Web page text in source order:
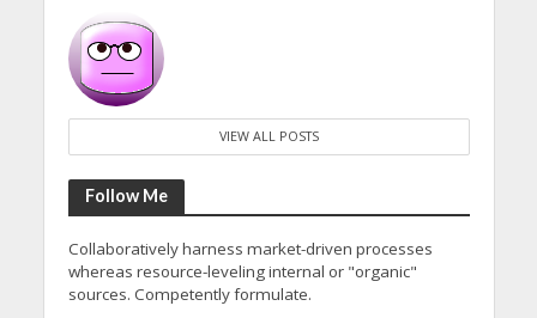
VIEW ALL POSTS
Follow Me
Collaboratively harness market-driven processes
whereas resource-leveling internal or "organic"
sources. Competently formulate.